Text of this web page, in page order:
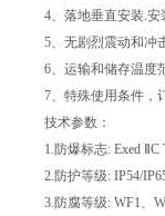
4、落地垂直安装.安
5、无剧烈震动和冲击
6、运输和储存温度范
7、特殊使用条件，
技术参数：
1.防爆标志: Exed ⅡC
2.防护等级: IP54/
3.防腐等级: WF1、